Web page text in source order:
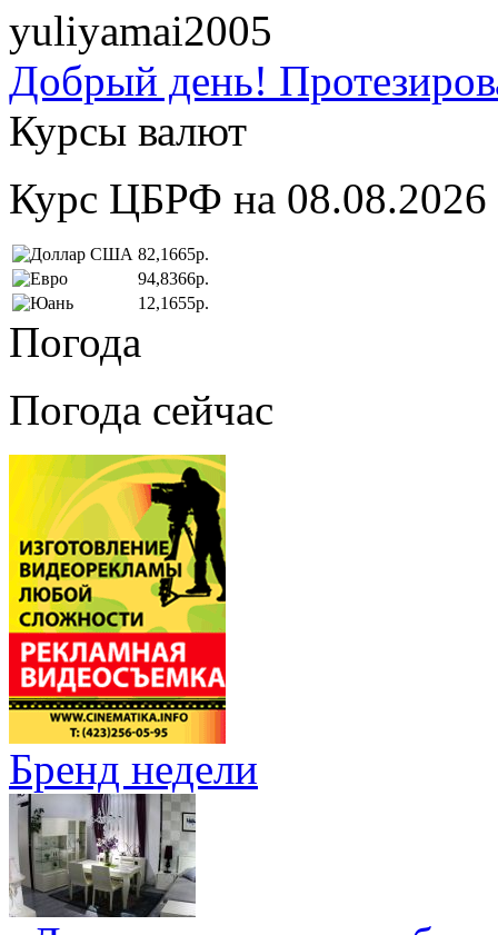
yuliyamai2005
Добрый день!
Курсы валют
Курс ЦБРФ на 08.08.2026
82,1665р.
94,8366р.
12,1655р.
Погода
Погода сейчас
Бренд недели